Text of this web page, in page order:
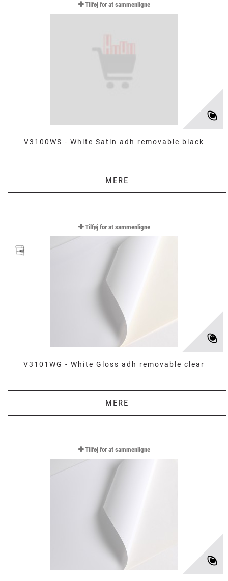
V3100WS - White Satin adh removable black
MERE
Tilføj for at sammenligne
V3101WG - White Gloss adh removable clear
MERE
Tilføj for at sammenligne
Tilføj for at sammenligne